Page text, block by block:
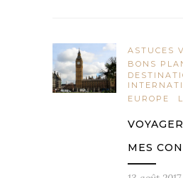
ASTUCES
BONS
EUROPE
MES